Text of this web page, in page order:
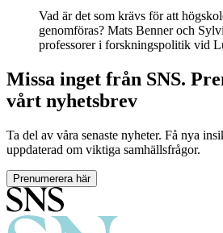
Vad är det som krävs för att
genomföras? Mats Benner och
professorer i forskningspolitik vid
Missa inget från SNS.
vårt nyhetsbrev
Ta del av våra senaste nyheter. Få nya
uppdaterad om viktiga samhällsfrågor.
Prenumerera här